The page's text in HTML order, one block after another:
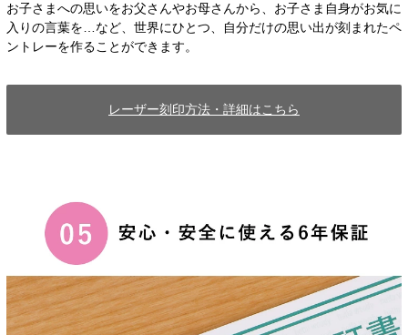
お子さまへの思いをお父さんやお母さんから、お子さま自身がお気に
入りの言葉を…など、世界にひとつ、自分だけの思い出が刻まれたペ
ントレーを作ることができます。
レーザー刻印方法・詳細はこちら